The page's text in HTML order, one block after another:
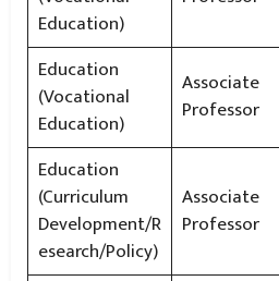
Education)
Education
(Vocational
Education)
Associate
Professor
Education
(Curriculum
Development/R
esearch/Policy)
Associate
Professor